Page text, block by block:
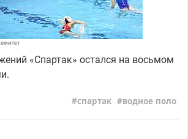
«Спартак» остался на восьмом
спартак водное поло